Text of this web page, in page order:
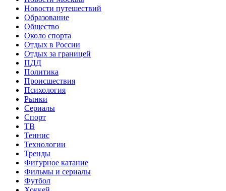
Новости путешествий
Образование
Общество
Около спорта
Отдых в России
Отдых за границей
ПДД
Политика
Происшествия
Психология
Рынки
Сериалы
Спорт
ТВ
Теннис
Технологии
Тренды
Фигурное катание
Фильмы и сериалы
Футбол